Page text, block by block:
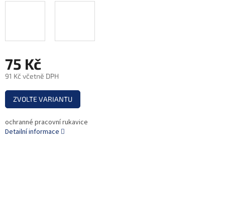
75 Kč
91 Kč včetně DPH
Měrná
cena:
ZVOLTE VARIANTU
ochranné pracovní rukavice
Detailní informace